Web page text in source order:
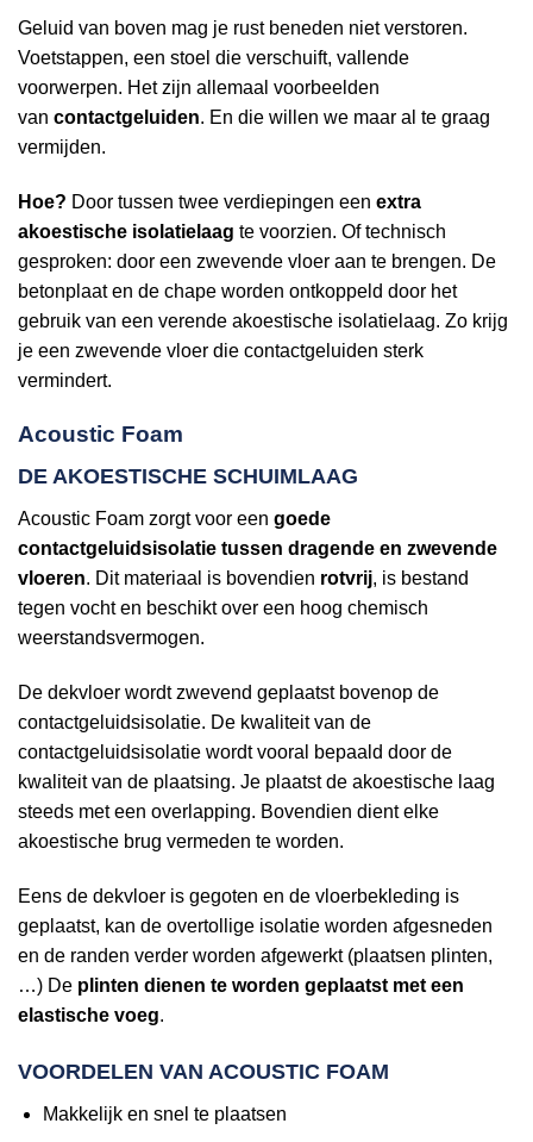
Geluid van boven mag je rust beneden niet verstoren.
Voetstappen, een stoel die verschuift, vallende
voorwerpen. Het zijn allemaal voorbeelden
van contactgeluiden. En die willen we maar al te graag
vermijden.
Hoe? Door tussen twee verdiepingen een extra
akoestische isolatielaag te voorzien. Of technisch
gesproken: door een zwevende vloer aan te brengen. De
betonplaat en de chape worden ontkoppeld door het
gebruik van een verende akoestische isolatielaag. Zo krijg
je een zwevende vloer die contactgeluiden sterk
vermindert.
Acoustic Foam
DE AKOESTISCHE SCHUIMLAAG
Acoustic Foam zorgt voor een goede
contactgeluidsisolatie tussen dragende en zwevende
vloeren. Dit materiaal is bovendien rotvrij, is bestand
tegen vocht en beschikt over een hoog chemisch
weerstandsvermogen.
De dekvloer wordt zwevend geplaatst bovenop de
contactgeluidsisolatie. De kwaliteit van de
contactgeluidsisolatie wordt vooral bepaald door de
kwaliteit van de plaatsing. Je plaatst de akoestische laag
steeds met een overlapping. Bovendien dient elke
akoestische brug vermeden te worden.
Eens de dekvloer is gegoten en de vloerbekleding is
geplaatst, kan de overtollige isolatie worden afgesneden
en de randen verder worden afgewerkt (plaatsen plinten,
…) De plinten dienen te worden geplaatst met een
elastische voeg.
VOORDELEN VAN ACOUSTIC FOAM
Makkelijk en snel te plaatsen